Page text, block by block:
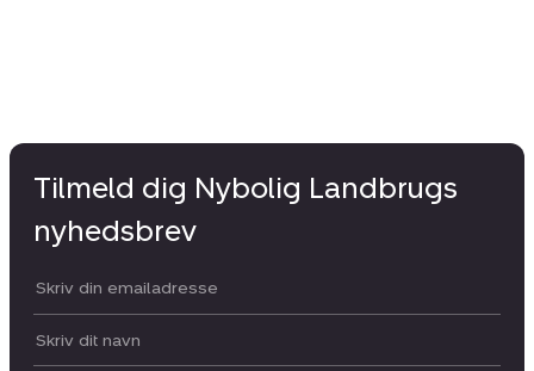
Tilmeld dig Nybolig Landbrugs
nyhedsbrev
Din email:
Dit navn: